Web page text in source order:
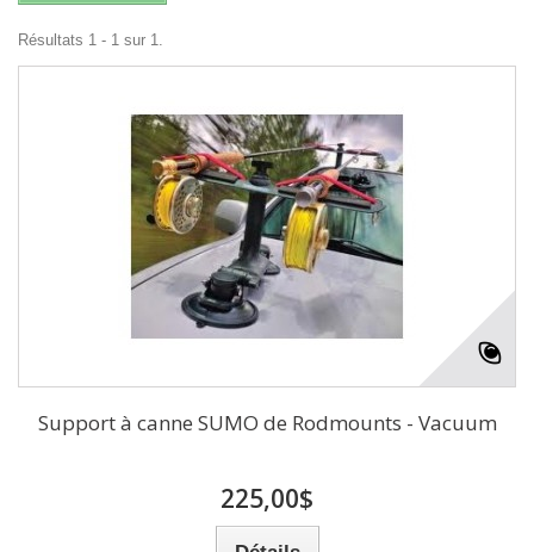
Résultats 1 - 1 sur 1.
Support à canne SUMO de Rodmounts - Vacuum
225,00$